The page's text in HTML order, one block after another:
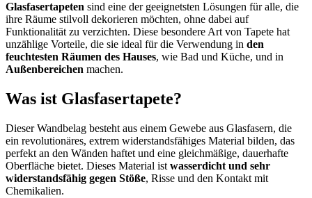
Glasfasertapeten sind eine der geeignetsten Lösungen für alle, die
ihre Räume stilvoll dekorieren möchten, ohne dabei auf
Funktionalität zu verzichten. Diese besondere Art von Tapete hat
unzählige Vorteile, die sie ideal für die Verwendung in den
feuchtesten Räumen des Hauses, wie Bad und Küche, und in
Außenbereichen machen.
Was ist Glasfasertapete?
Dieser Wandbelag besteht aus einem Gewebe aus Glasfasern, die
ein revolutionäres, extrem widerstandsfähiges Material bilden, das
perfekt an den Wänden haftet und eine gleichmäßige, dauerhafte
Oberfläche bietet. Dieses Material ist wasserdicht und sehr
widerstandsfähig gegen Stöße, Risse und den Kontakt mit
Chemikalien.